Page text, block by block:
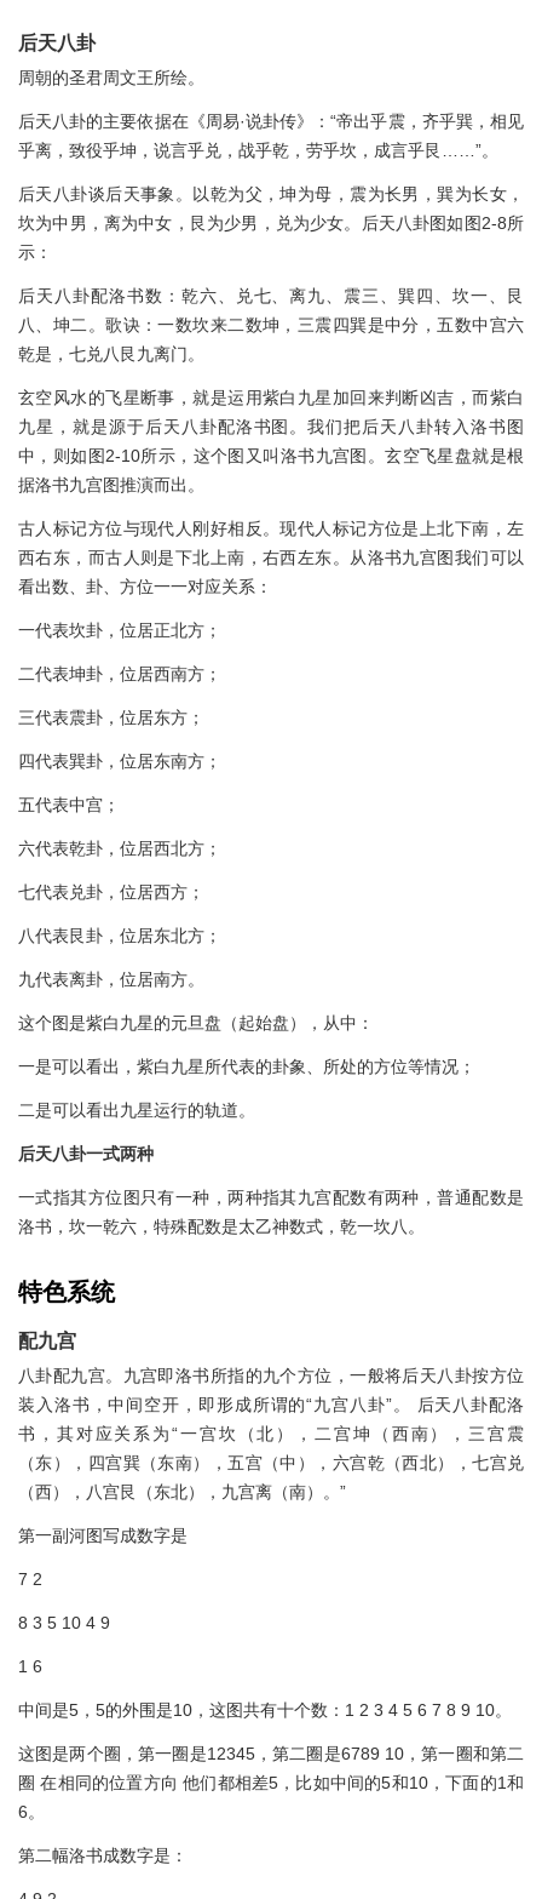
后天八卦
周朝的圣君周文王所绘。
后天八卦的主要依据在《周易·说卦传》：“帝出乎震，齐乎巽，相见
乎离，致役乎坤，说言乎兑，战乎乾，劳乎坎，成言乎艮……”。
后天八卦谈后天事象。以乾为父，坤为母，震为长男，巽为长女，
坎为中男，离为中女，艮为少男，兑为少女。后天八卦图如图2-8所
示：
后天八卦配洛书数：乾六、兑七、离九、震三、巽四、坎一、艮
八、坤二。歌诀：一数坎来二数坤，三震四巽是中分，五数中宫六
乾是，七兑八艮九离门。
玄空风水的飞星断事，就是运用紫白九星加回来判断凶吉，而紫白
九星，就是源于后天八卦配洛书图。我们把后天八卦转入洛书图
中，则如图2-10所示，这个图又叫洛书九宫图。玄空飞星盘就是根
据洛书九宫图推演而出。
古人标记方位与现代人刚好相反。现代人标记方位是上北下南，左
西右东，而古人则是下北上南，右西左东。从洛书九宫图我们可以
看出数、卦、方位一一对应关系：
一代表坎卦，位居正北方；
二代表坤卦，位居西南方；
三代表震卦，位居东方；
四代表巽卦，位居东南方；
五代表中宫；
六代表乾卦，位居西北方；
七代表兑卦，位居西方；
八代表艮卦，位居东北方；
九代表离卦，位居南方。
这个图是紫白九星的元旦盘（起始盘），从中：
一是可以看出，紫白九星所代表的卦象、所处的方位等情况；
二是可以看出九星运行的轨道。
后天八卦一式两种
一式指其方位图只有一种，两种指其九宫配数有两种，普通配数是
洛书，坎一乾六，特殊配数是太乙神数式，乾一坎八。
特色系统
配九宫
八卦配九宫。九宫即洛书所指的九个方位，一般将后天八卦按方位
装入洛书，中间空开，即形成所谓的“九宫八卦”。 后天八卦配洛
书，其对应关系为“一宫坎（北），二宫坤（西南），三宫震
（东），四宫巽（东南），五宫（中），六宫乾（西北），七宫兑
（西），八宫艮（东北），九宫离（南）。”
第一副河图写成数字是
7 2
8 3 5 10 4 9
1 6
中间是5，5的外围是10，这图共有十个数：1 2 3 4 5 6 7 8 9 10。
这图是两个圈，第一圈是12345，第二圈是6789 10，第一圈和第二
圈 在相同的位置方向 他们都相差5，比如中间的5和10，下面的1和
6。
第二幅洛书成数字是：